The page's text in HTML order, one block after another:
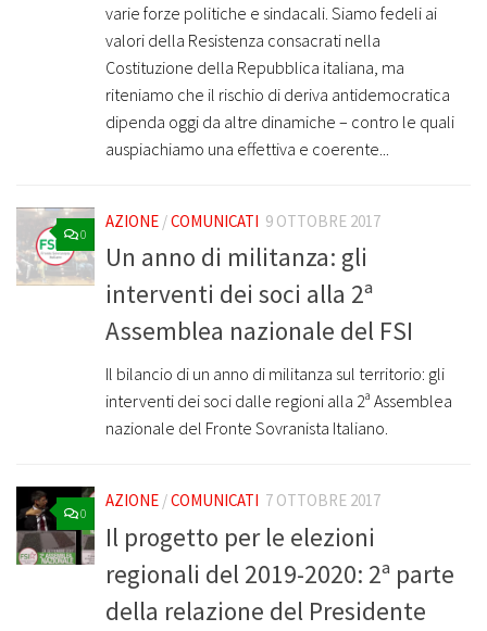
varie forze politiche e sindacali. Siamo fedeli ai
valori della Resistenza consacrati nella
Costituzione della Repubblica italiana, ma
riteniamo che il rischio di deriva antidemocratica
dipenda oggi da altre dinamiche – contro le quali
auspiachiamo una effettiva e coerente...
0
AZIONE /COMUNICATI 9 OTTOBRE 2017
Un anno di militanza: gli
interventi dei soci alla 2ª
Assemblea nazionale del FSI
Il bilancio di un anno di militanza sul territorio: gli
interventi dei soci dalle regioni alla 2ª Assemblea
nazionale del Fronte Sovranista Italiano.
0
AZIONE /COMUNICATI 7 OTTOBRE 2017
Il progetto per le elezioni
regionali del 2019-2020: 2ª parte
della relazione del Presidente